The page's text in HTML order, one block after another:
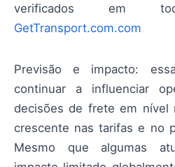
verificados em
GetTransport.com.com
Previsão e impacto:
continuar a influenciar
decisões de frete em nível
crescente nas tarifas e no
Mesmo que algumas